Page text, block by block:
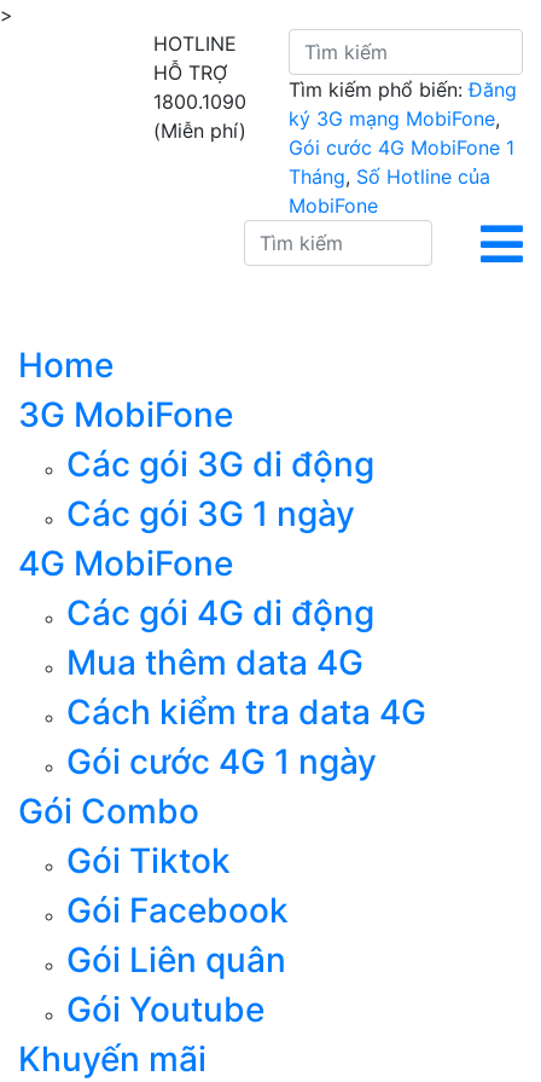
>
HOTLINE
HỖ TRỢ
1800.1090
(Miễn phí)
Tìm kiếm phổ biến: Đăng
ký 3G mạng MobiFone,
Gói cước 4G MobiFone 1
Tháng, Số Hotline của
MobiFone
Home
3G MobiFone
Các gói 3G di động
Các gói 3G 1 ngày
4G MobiFone
Các gói 4G di động
Mua thêm data 4G
Cách kiểm tra data 4G
Gói cước 4G 1 ngày
Gói Combo
Gói Tiktok
Gói Facebook
Gói Liên quân
Gói Youtube
Khuyến mãi